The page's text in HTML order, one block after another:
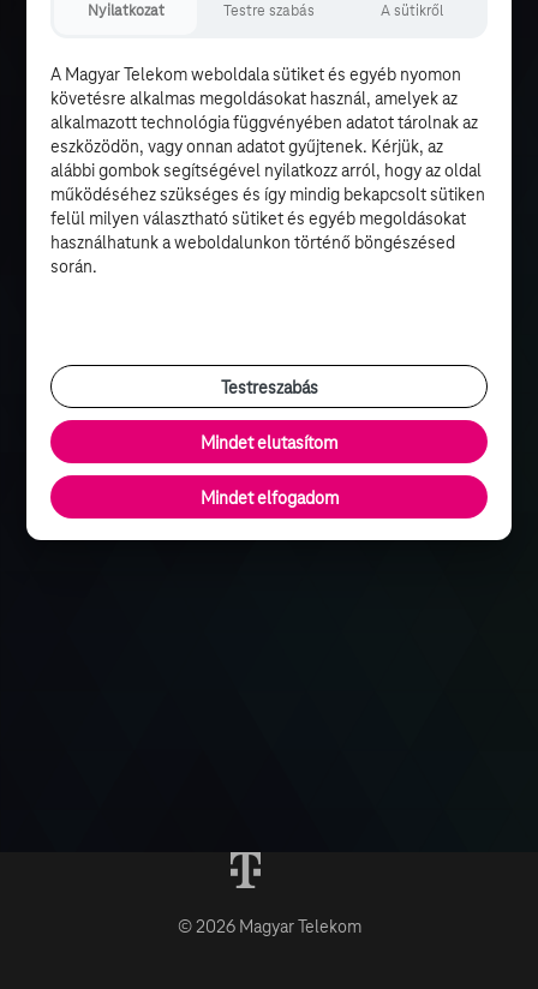
© 2026 Magyar Telekom
Nyilatkozat Testre szabás A sütikről
A Magyar Telekom weboldala sütiket és egyéb nyomon
követésre alkalmas megoldásokat használ, amelyek az
alkalmazott technológia függvényében adatot tárolnak az
eszközödön, vagy onnan adatot gyűjtenek. Kérjük, az
alábbi gombok segítségével nyilatkozz arról, hogy az oldal
működéséhez szükséges és így mindig bekapcsolt sütiken
felül milyen választható sütiket és egyéb megoldásokat
használhatunk a weboldalunkon történő böngészésed
során.
Testreszabás
Mindet elutasítom
Mindet elfogadom